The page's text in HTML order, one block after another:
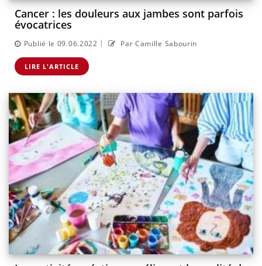
Cancer : les douleurs aux jambes sont parfois
évocatrices
Publié le 09.06.2022 | Par Camille Sabourin
LIRE L'ARTICLE